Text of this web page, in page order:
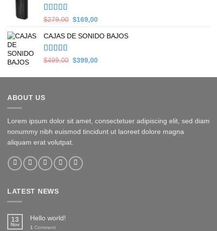
Valorado en
$279,00 Original
was:
$169,00Current
is:
CAJAS DE SONIDO BAJOS
Valorado en
$499,00 Original
was:
$399,00Current
is:
ABOUT US
Lorem ipsum dolor sit amet, consectetuer adipiscing elit, sed diam
nonummy nibh euismod tincidunt ut laoreet dolore magna
aliquam erat volutpat.
LATEST NEWS
13
Nov
Hello world!
1 Comment